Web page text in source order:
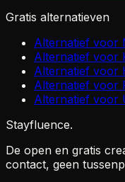
Gratis alternatieven
Alternatief voor
Alternatief voor
Alternatief voor
Alternatief voor
Alternatief voor
Stayfluence.
De open en gratis
contact, geen